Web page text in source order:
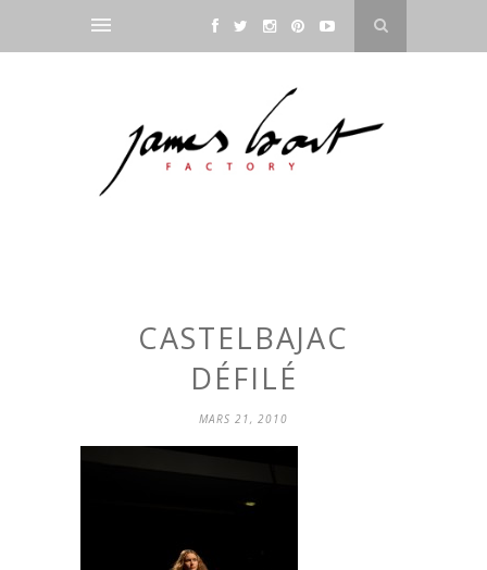
CASTELBAJAC
DÉFILÉ
MARS 21, 2010